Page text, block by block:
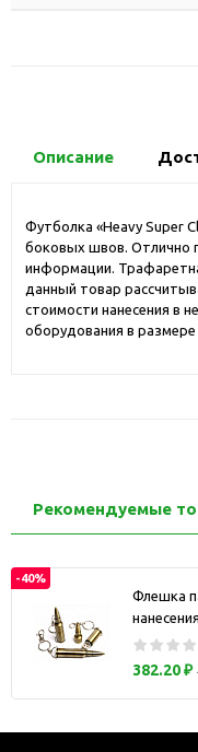
Описание
Футболка «Heavy Super
боковых швов. Отлично
информации.
данный товар
стоимости нанесения в
оборудования в размере
Рекомендуемые
-40%
Флешка
нанесения
382.20 ₽